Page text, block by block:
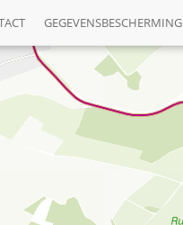
GEGEVENSBESCHERMING